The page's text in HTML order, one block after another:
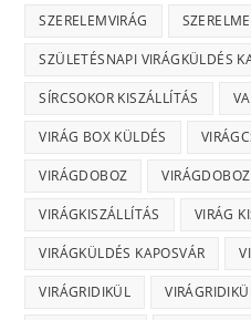
SZERELEMVIRÁG
SZÜLETÉSNAPI VIRÁGKÜLDÉS
SÍRCSOKOR KISZÁLLÍTÁS
VIRÁG BOX KÜLDÉS
VIRÁGDOBOZ
VIRÁGKISZÁLLÍTÁS VIRÁG
VIRÁGKÜLDÉS KAPOSVÁR
VIRÁGRIDIKÜL